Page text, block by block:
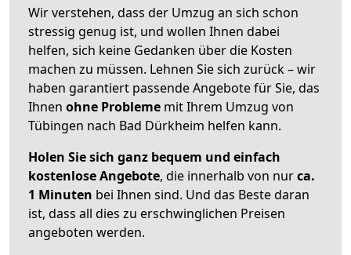
Wir verstehen, dass der Umzug an sich schon
stressig genug ist, und wollen Ihnen dabei
helfen, sich keine Gedanken über die Kosten
machen zu müssen. Lehnen Sie sich zurück – wir
haben garantiert passende Angebote für Sie, das
Ihnen ohne Probleme mit Ihrem Umzug von
Tübingen nach Bad Dürkheim helfen kann.
Holen Sie sich ganz bequem und einfach
kostenlose Angebote, die innerhalb von nurca.
1 Minuten bei Ihnen sind. Und das Beste daran
ist, dass all dies zu erschwinglichen Preisen
angeboten werden.